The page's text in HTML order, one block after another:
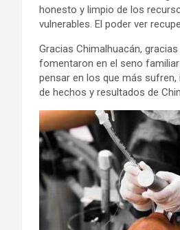
honesto y limpio de los
vulnerables. El poder ver
Gracias Chimalhuacán,
fomentaron en el seno
pensar en los que más
de hechos y resultados de